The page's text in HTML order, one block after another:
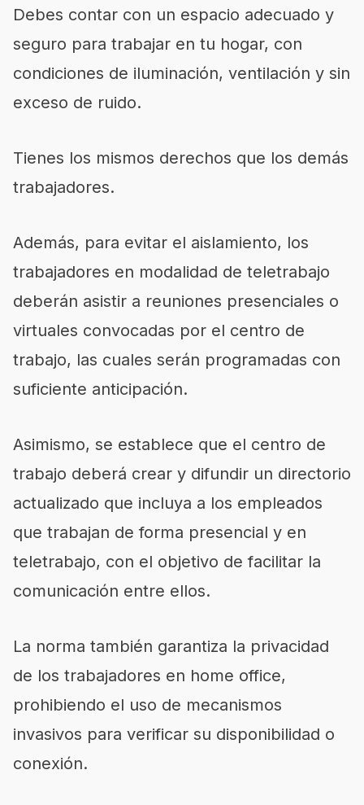
Debes contar con un espacio adecuado y
seguro para trabajar en tu hogar, con
condiciones de iluminación, ventilación y sin
exceso de ruido.
Tienes los mismos derechos que los demás
trabajadores.
Además, para evitar el aislamiento, los
trabajadores en modalidad de teletrabajo
deberán asistir a reuniones presenciales o
virtuales convocadas por el centro de
trabajo, las cuales serán programadas con
suficiente anticipación.
Asimismo, se establece que el centro de
trabajo deberá crear y difundir un directorio
actualizado que incluya a los empleados
que trabajan de forma presencial y en
teletrabajo, con el objetivo de facilitar la
comunicación entre ellos.
La norma también garantiza la privacidad
de los trabajadores en home office,
prohibiendo el uso de mecanismos
invasivos para verificar su disponibilidad o
conexión.